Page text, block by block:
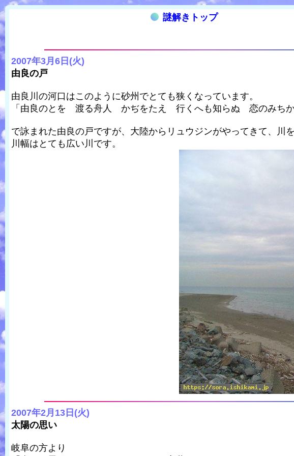
謎解きトップ
2007年3月6日(火)
由良の戸
由良川の河口はこのように砂州でとても狭くなっています。
「由良のとを 渡る舟人 かぢをたえ 行くへも知らぬ 恋のみちか
で詠まれた由良の戸ですが、大陸からリュウジンがやってきて、川
川幅はとても広い川です。
2007年2月13日(火)
太陽の思い
岐阜の方より